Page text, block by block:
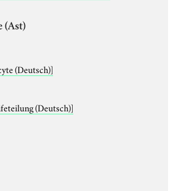
(Ast)
(Deutsch)]
(Deutsch)]